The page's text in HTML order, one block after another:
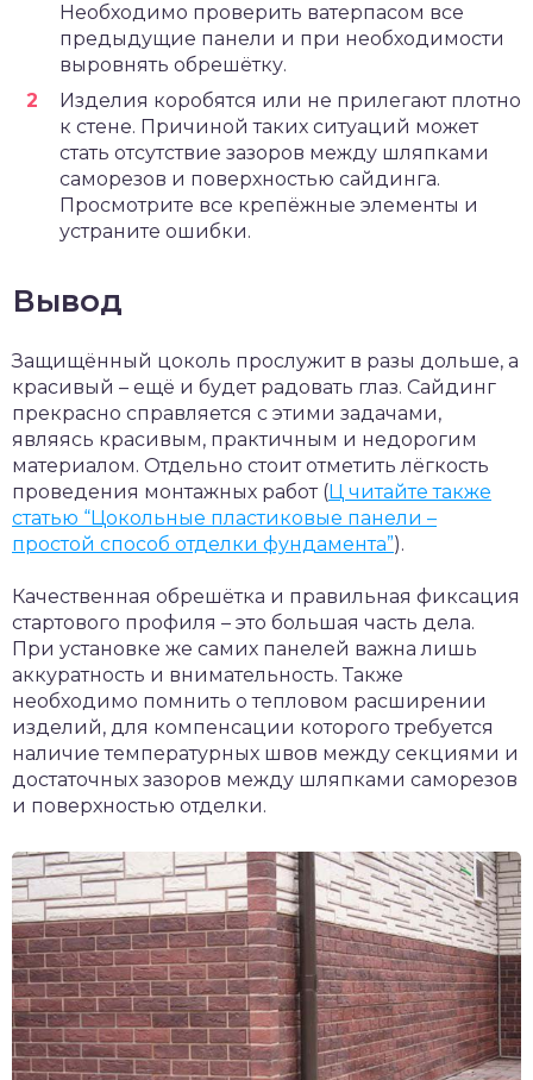
Необходимо проверить ватерпасом все
предыдущие панели и при необходимости
выровнять обрешётку.
Изделия коробятся или не прилегают плотно
к стене. Причиной таких ситуаций может
стать отсутствие зазоров между шляпками
саморезов и поверхностью сайдинга.
Просмотрите все крепёжные элементы и
устраните ошибки.
Вывод
Защищённый цоколь прослужит в разы дольше, а
красивый – ещё и будет радовать глаз. Сайдинг
прекрасно справляется с этими задачами,
являясь красивым, практичным и недорогим
материалом. Отдельно стоит отметить лёгкость
проведения монтажных работ (Ц читайте также
статью “Цокольные пластиковые панели –
простой способ отделки фундамента”).
Качественная обрешётка и правильная фиксация
стартового профиля – это большая часть дела.
При установке же самих панелей важна лишь
аккуратность и внимательность. Также
необходимо помнить о тепловом расширении
изделий, для компенсации которого требуется
наличие температурных швов между секциями и
достаточных зазоров между шляпками саморезов
и поверхностью отделки.